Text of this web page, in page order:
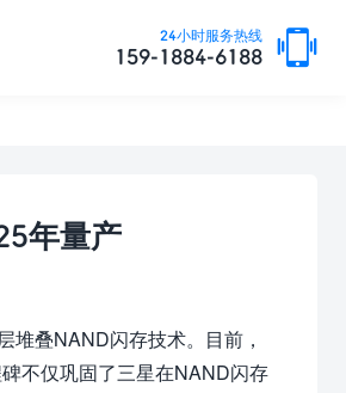
24小时服务热线
159-1884-6188
年量产
堆叠NAND闪存技术。目前，
不仅巩固了三星在NAND闪存